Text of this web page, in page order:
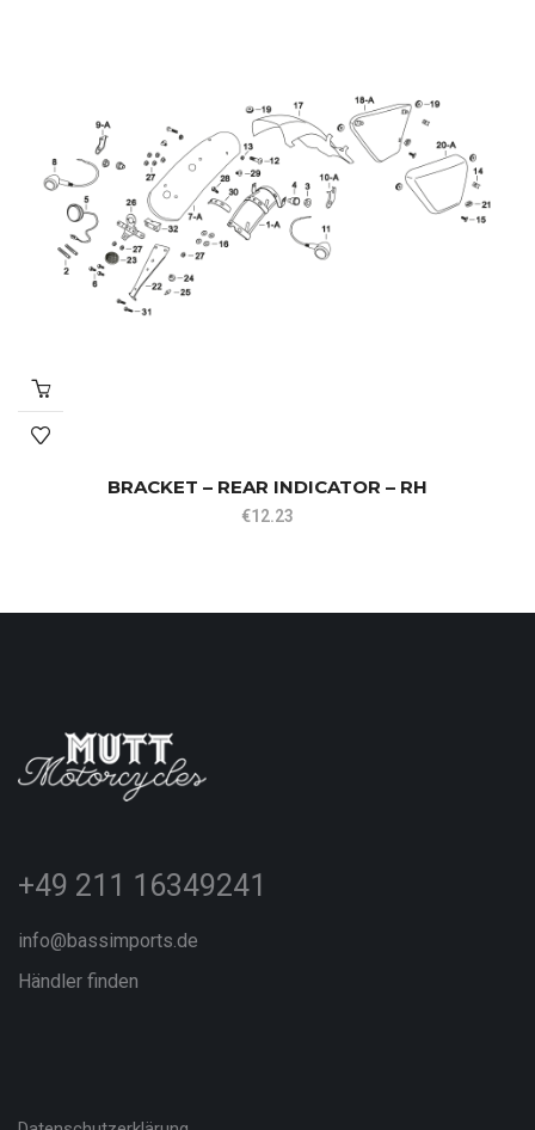
BRACKET – REAR INDICATOR – RH
€12.23
+49 211 16349241
info@bassimports.de
Händler finden